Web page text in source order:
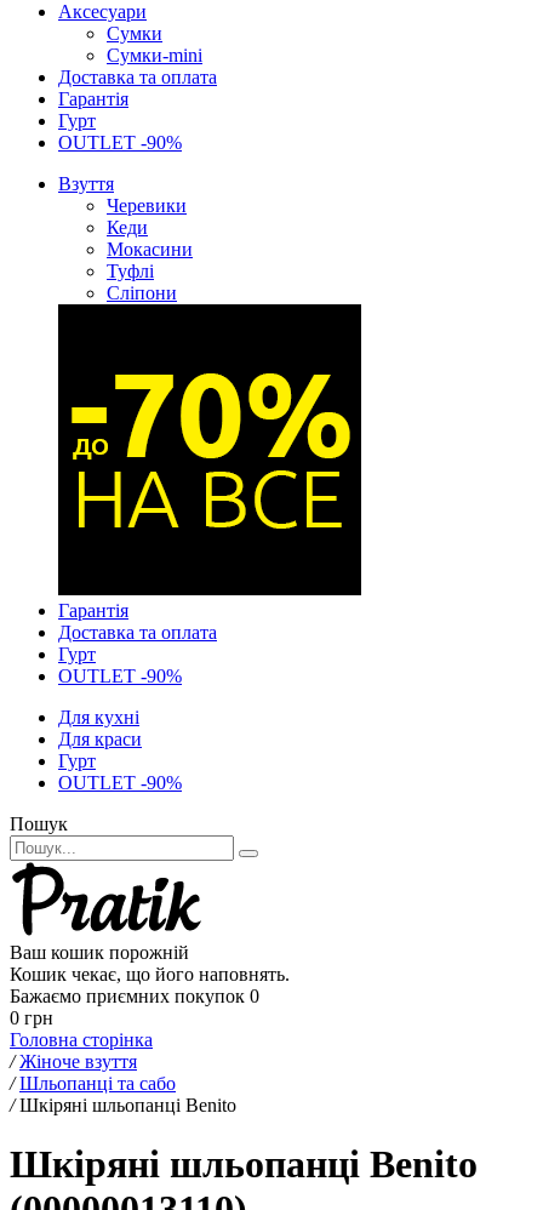
Аксесуари
Сумки
Сумки-mini
Доставка та оплата
Гарантія
Гурт
OUTLET -90%
Взуття
Черевики
Кеди
Мокасини
Туфлі
Сліпони
Гарантія
Доставка та оплата
Гурт
OUTLET -90%
Для кухні
Для краси
Гурт
OUTLET -90%
Пошук
Ваш кошик порожній
Кошик чекає, що його наповнять.
Бажаємо приємних покупок 0
0 грн
Головна сторінка
/ Жіноче взуття
/ Шльопанці та сабо
/ Шкіряні шльопанці Benito
Шкіряні шльопанці Benito